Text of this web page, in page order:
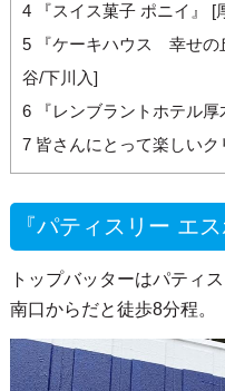
4『スイス菓子 ポニイ』 [
5『ケーキハウス 幸せの
谷/下川入]
6『レンブラントホテル厚
7皆さんにとって楽しい
『パティスリー エ
トップバッターはパティ
南口からだと徒歩8分程。